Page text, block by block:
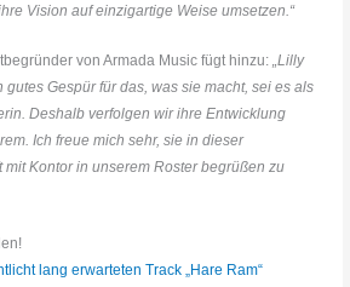
Vision auf einzigartige Weise umsetzen.“
von Armada Music fügt hinzu:„Lilly
Gespür für das, was sie macht, sei es als
Deshalb verfolgen wir ihre Entwicklung
Ich freue mich sehr, sie in dieser
Kontor in unserem Roster begrüßen zu
lang erwarteten Track „Hare Ram“